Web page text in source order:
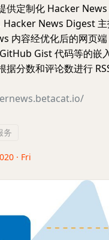
供定制化 Hacker News
Hacker News Digest
内容经优化后的网页端
Gist 代码等的嵌
据分数和评论数进行
务
· Fri